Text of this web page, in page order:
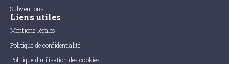
Subventions
Liens utiles
Mentions légales
Politique de confidentialité
Politique d'utilisation des cookies